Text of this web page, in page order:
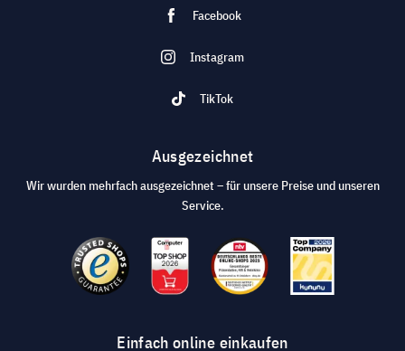
Facebook
Instagram
TikTok
Ausgezeichnet
Wir wurden mehrfach ausgezeichnet – für unsere Preise und unseren
Service.
Einfach online einkaufen